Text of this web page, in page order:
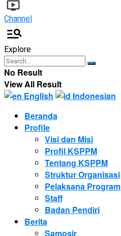
Channel
Explore
No Result
View All Result
English
Indonesian
Beranda
Profile
Visi dan Misi
Profil KSPPM
Tentang KSPPM
Struktur Organisasi
Pelaksana Program
Staff
Badan Pendiri
Berita
Samosir